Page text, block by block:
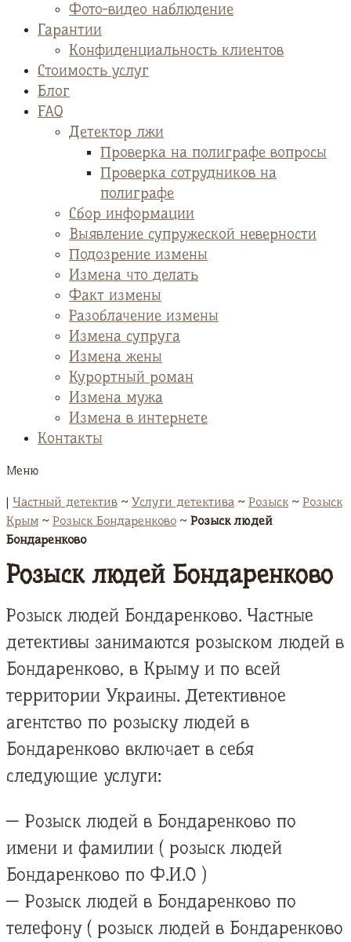
Фото-видео наблюдение
Гарантии
Конфиденциальность клиентов
Стоимость услуг
Блог
FAQ
Детектор лжи
Проверка на полиграфе вопросы
Проверка сотрудников на
полиграфе
Сбор информации
Выявление супружеской неверности
Подозрение измены
Измена что делать
Факт измены
Разоблачение измены
Измена супруга
Измена жены
Курортный роман
Измена мужа
Измена в интернете
Контакты
Меню
| Частный детектив ~ Услуги детектива ~ Розыск~ Розыск
Крым ~ Розыск Бондаренково ~ Розыск людей
Бондаренково
Розыск людей Бондаренково
Розыск людей Бондаренково. Частные
детективы занимаются розыском людей в
Бондаренково, в Крыму и по всей
территории Украины. Детективное
агентство по розыску людей в
Бондаренково включает в себя
следующие услуги:
— Розыск людей в Бондаренково по
имени и фамилии ( розыск людей
Бондаренково по Ф.И.О )
— Розыск людей в Бондаренково по
телефону ( розыск людей в Бондаренково